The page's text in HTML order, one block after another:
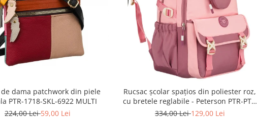
de dama patchwork din piele
PTR-1718-SKL-6922 MULTI
224,00 Lei59,00 Lei
Rucsac școlar spațios din poliester roz,
cu bretele reglabile - Peterson PTR-PTN
8610-1327 PINK
334,00 Lei129,00 Lei